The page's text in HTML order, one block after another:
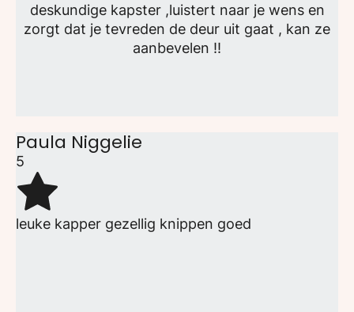
deskundige kapster ,luistert naar je wens en
zorgt dat je tevreden de deur uit gaat , kan ze
aanbevelen !!
Paula Niggelie
5
leuke kapper gezellig knippen goed